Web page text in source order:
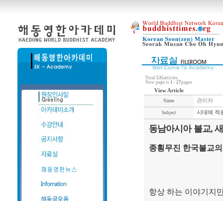
Total 535articles,
Now page is 1 / 27pages
View Article
Name 관리자
Subject 시대에 적
동남아시아 불교,
종횡무진 한국불교
항상 하는 이야기지